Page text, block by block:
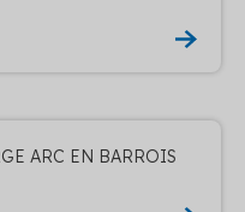
ARC EN BARROIS